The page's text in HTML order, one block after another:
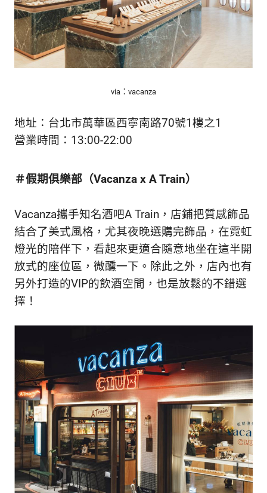
via：vacanza
地址：台北市萬華區西寧南路70號1樓之1
營業時間：13:00-22:00
＃假期俱樂部（Vacanza x A Train）
Vacanza攜手知名酒吧A Train，店鋪把質感飾品
結合了美式風格，尤其夜晚選購完飾品，在霓虹
燈光的陪伴下，看起來更適合隨意地坐在這半開
放式的座位區，微醺一下。除此之外，店內也有
另外打造的VIP的飲酒空間，也是放鬆的不錯選
擇！